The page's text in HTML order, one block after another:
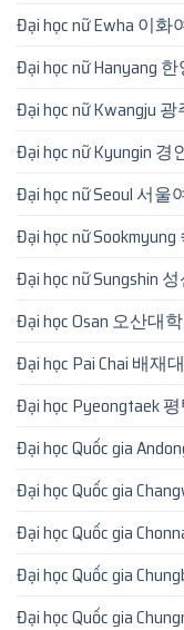
Đại học nữ Ewha 이화
Đại học nữ Hanyang
Đại học nữ Kwangju
Đại học nữ Kyungin
Đại học nữ Seoul 서울
Đại học nữ
Đại học nữ Sungshin
Đại học Osan 오산대
Đại học Pai Chai 배재
Đại học Pyeongtaek
Đại học Quốc gia
Đại học Quốc gia
Đại học Quốc gia
Đại học Quốc gia
Đại học Quốc gia